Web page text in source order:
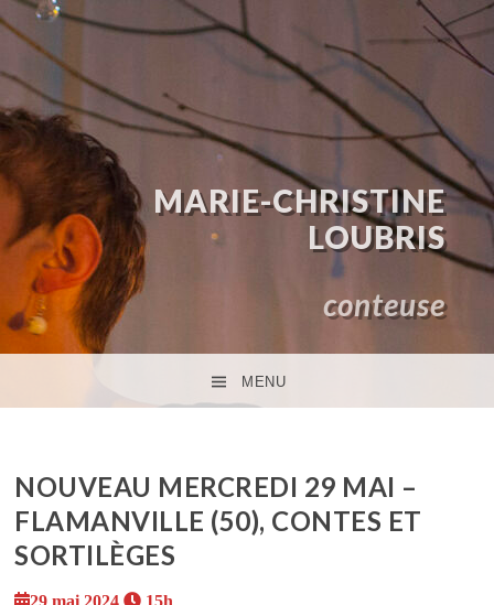
MARIE-CHRISTINE
LOUBRIS
conteuse
MENU
NOUVEAU MERCREDI 29 MAI –
FLAMANVILLE (50), CONTES ET
SORTILÈGES
29 mai 2024
15h